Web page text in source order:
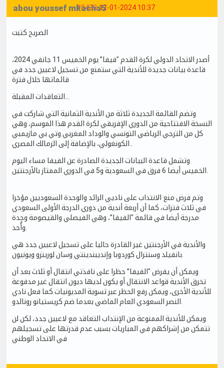
#8438 12-01-2024 10:37
abou youssef mkacha5
الصريح كتبت
أصدر الاتحاد الدولي لكرة القدم "فيفا” يوم الخميس 11 جانفي 2024،
قاعدة بيانات جديدة للأندية التي ستمنع من تسجيل لاعبين جدد في
قائماتها خلال فترة
وتضم القائمة الجديدة ثلاثة من الأندية الثمانية التي شاركت في
النسخة الافتتاحية من الدوري الإفريقي لكرة القدم هذا الموسم، وهي
كل من الترجي الرياضي التونسي والوداد المغربي وتي بي مازيمبي
وتشمل قاعدة البيانات الجديدة الصادرة عن الفيفا مساء اليوم
وتم فرض منع الانتداب على ناديي الرائد والوحدة السعوديين مؤخرا
في ثلاث فترات، كما أن أربعة أندية من دوري الدرجة الأولى السعودي
مدرجة أيضا في قائمة "الفيفا”، وهي الفيصلي والقيصومة وجدة
والأندية في الأرجنتين غير القادرة حاليا على تسجيل لاعبين جدد هي
ويمكن أن يفرض "الفيفا” حظرا على نافذتي انتقال أو ثلاث بعد أن
تخرق الأندية قواعد الانتقال أو يكون لديها ديون انتقال غير مدفوعة
للأندية الأخرى، ويمكن رفع الحظر عبر تسوية المديونيات كما فعل نادي
ويمكن للأندية الممنوعة من الإنتداب التعاقد مع لاعبين جدد، لكن لن
تتمكن من إشراكهم في المباريات بسبب عدم قدرتها على تسجيلهم
في الاتحاد الوطني